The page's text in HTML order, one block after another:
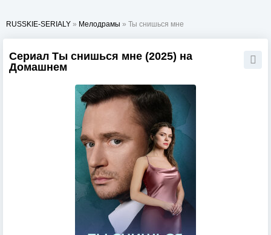
RUSSKIE-SERIALY » Мелодрамы » Ты снишься мне
Сериал Ты снишься мне (2025) на
Домашнем